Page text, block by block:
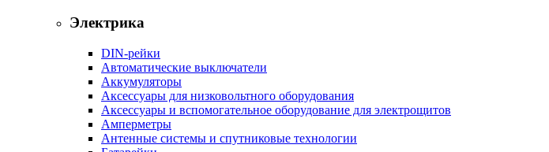
Электрика
DIN-рейки
Автоматические выключатели
Аккумуляторы
Аксессуары для низковольтного оборудования
Аксессуары и вспомогательное оборудование для электрощитов
Амперметры
Антенные системы и спутниковые технологии